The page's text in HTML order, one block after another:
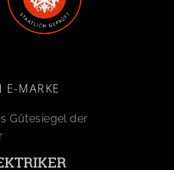
E-MARKE
Gütesiegel der